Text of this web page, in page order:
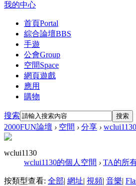
我的中心
首頁Portal
綜合論壇BBS
手遊
公會Group
空間Space
網頁遊戲
應用
購物
搜索 搜索
2000FUN論壇 › 空間 › 分享 ›
wclui1130
wclui1130的個人空間 › TA的所
按類型查看: 全部| 網址| 視頻| 音樂|